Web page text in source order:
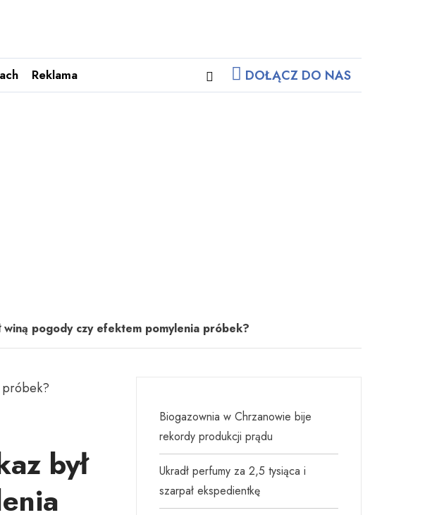
Reklama DOŁĄCZ DO NAS
winą pogody czy efektem pomylenia próbek?
był
Biogazownia w Chrzanowie bije
rekordy produkcji prądu
Ukradł perfumy za 2,5 tysiąca i
szarpał ekspedientkę